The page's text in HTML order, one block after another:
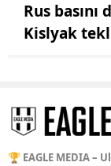
Rus
Kislyak
🏆 EAGLE MEDIA –